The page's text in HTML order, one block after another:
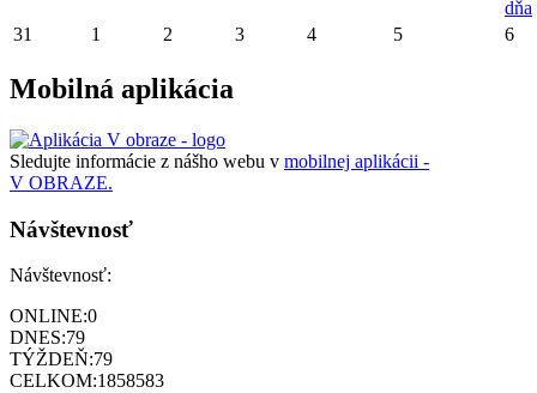
dňa
31
1 2 3 4 5 6
Mobilná aplikácia
Sledujte informácie z nášho webu v mobilnej aplikácii -
V OBRAZE.
Návštevnosť
Návštevnosť:
ONLINE:0
DNES:79
TÝŽDEŇ:79
CELKOM:1858583